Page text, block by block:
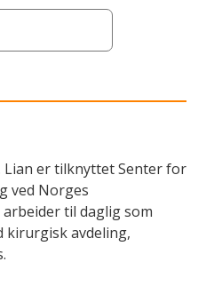
Lian er tilknyttet Senter for
ved Norges
til daglig som
kirurgisk avdeling,